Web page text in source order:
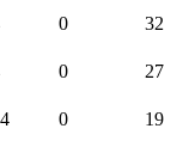
0
32
0 27
0
19